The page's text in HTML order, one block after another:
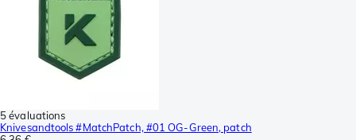
5 évaluations
Knivesandtools #MatchPatch, #01 OG-Green, patch